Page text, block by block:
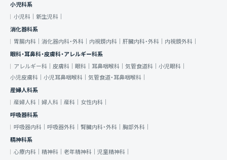
小児科系
小児科｜ 新生児科｜
消化器科系
胃腸内科｜ 消化器内科・外科｜ 内視鏡内科｜ 肝臓内科・外科｜ 内視鏡外科｜
眼科・耳鼻科・皮膚科・アレルギー科系
アレルギー科｜ 皮膚科｜ 眼科｜ 耳鼻咽喉科｜ 気管食道科｜ 小児眼科｜
小児皮膚科｜ 小児耳鼻咽喉科｜ 気管食道・耳鼻咽喉科｜
産婦人科系
産婦人科｜ 婦人科｜ 産科｜ 女性内科｜
呼吸器科系
呼吸器内科｜ 呼吸器外科｜ 腎臓内科・外科｜ 胸部外科｜
精神科系
心療内科｜ 精神科｜ 老年精神科｜ 児童精神科｜